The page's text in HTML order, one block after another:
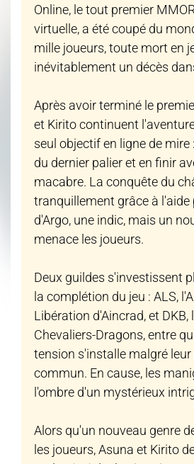
Online, le tout premier
virtuelle, a été coupé du
mille joueurs, toute mort en
inévitablement un décès
Après avoir terminé le
et Kirito continuent
seul objectif en ligne de mire
du dernier palier et en finir
macabre. La conquête du
tranquillement grâce à l'aide
d'Argo, une indic, mais un
menace les joueurs.
Deux guildes s'investissent
la complétion du jeu : ALS,
Libération d'Aincrad, et DKB,
Chevaliers-Dragons, entre
tension s'installe malgré
commun. En cause, les
l'ombre d'un mystérieux
Alors qu'un nouveau genre
les joueurs, Asuna et Kirito